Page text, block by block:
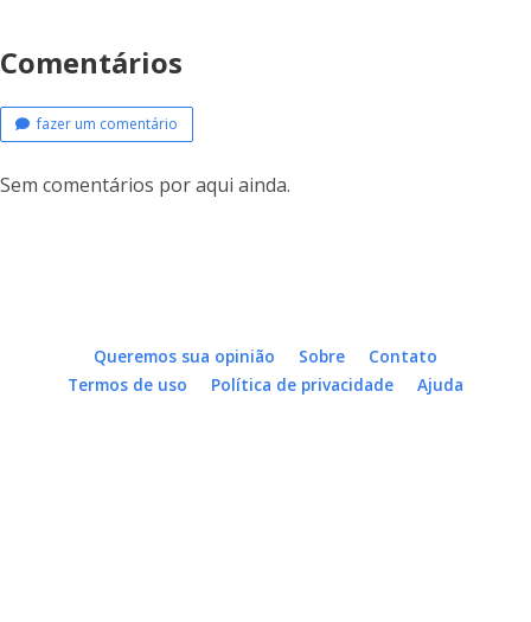
Comentários
fazer um comentário
Sem comentários por aqui ainda.
Queremos sua opinião Sobre
Contato
Termos de uso
Política de privacidade Ajuda